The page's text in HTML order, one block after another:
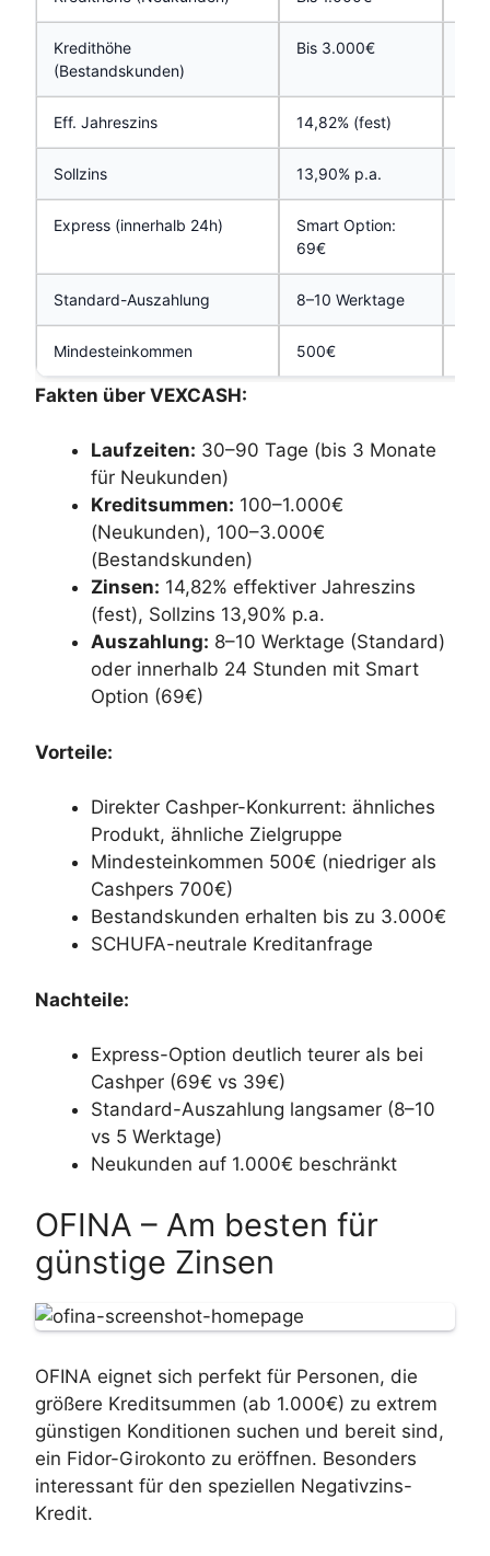
Kredithöhe
(Bestandskunden)
Bis 3.000€
Eff. Jahreszins 14,82% (fest)
Sollzins 13,90% p.a.
Express (innerhalb 24h)
Smart Option:
69€
Standard-Auszahlung 8–10 Werktage
Mindesteinkommen 500€
Fakten über VEXCASH:
Laufzeiten: 30–90 Tage (bis 3 Monate
für Neukunden)
Kreditsummen: 100–1.000€
(Neukunden), 100–3.000€
(Bestandskunden)
Zinsen: 14,82% effektiver Jahreszins
(fest), Sollzins 13,90% p.a.
Auszahlung: 8–10 Werktage (Standard)
oder innerhalb 24 Stunden mit Smart
Option (69€)
Vorteile:
Direkter Cashper-Konkurrent: ähnliches
Produkt, ähnliche Zielgruppe
Mindesteinkommen 500€ (niedriger als
Cashpers 700€)
Bestandskunden erhalten bis zu 3.000€
SCHUFA-neutrale Kreditanfrage
Nachteile:
Express-Option deutlich teurer als bei
Cashper (69€ vs 39€)
Standard-Auszahlung langsamer (8–10
vs 5 Werktage)
Neukunden auf 1.000€ beschränkt
OFINA – Am besten für
günstige Zinsen
OFINA eignet sich perfekt für Personen, die
größere Kreditsummen (ab 1.000€) zu extrem
günstigen Konditionen suchen und bereit sind,
ein Fidor-Girokonto zu eröffnen. Besonders
interessant für den speziellen Negativzins-
Kredit.